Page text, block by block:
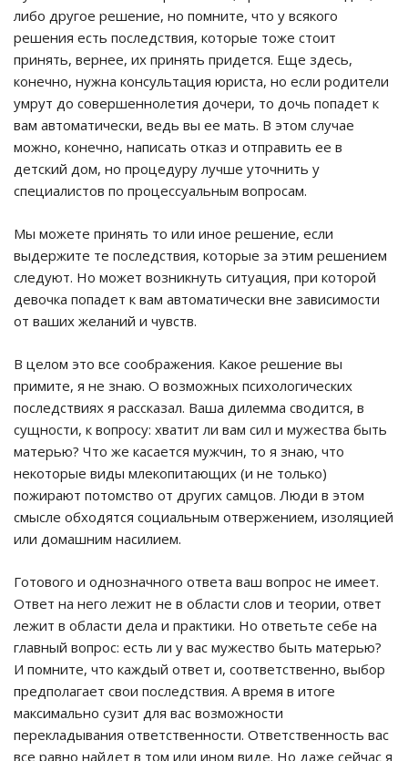
либо другое решение, но помните, что у всякого
решения есть последствия, которые тоже стоит
принять, вернее, их принять придется. Еще здесь,
конечно, нужна консультация юриста, но если родители
умрут до совершеннолетия дочери, то дочь попадет к
вам автоматически, ведь вы ее мать. В этом случае
можно, конечно, написать отказ и отправить ее в
детский дом, но процедуру лучше уточнить у
специалистов по процессуальным вопросам.
Мы можете принять то или иное решение, если
выдержите те последствия, которые за этим решением
следуют. Но может возникнуть ситуация, при которой
девочка попадет к вам автоматически вне зависимости
от ваших желаний и чувств.
В целом это все соображения. Какое решение вы
примите, я не знаю. О возможных психологических
последствиях я рассказал. Ваша дилемма сводится, в
сущности, к вопросу: хватит ли вам сил и мужества быть
матерью? Что же касается мужчин, то я знаю, что
некоторые виды млекопитающих (и не только)
пожирают потомство от других самцов. Люди в этом
смысле обходятся социальным отвержением, изоляцией
или домашним насилием.
Готового и однозначного ответа ваш вопрос не имеет.
Ответ на него лежит не в области слов и теории, ответ
лежит в области дела и практики. Но ответьте себе на
главный вопрос: есть ли у вас мужество быть матерью?
И помните, что каждый ответ и, соответственно, выбор
предполагает свои последствия. А время в итоге
максимально сузит для вас возможности
перекладывания ответственности. Ответственность вас
все равно найдет в том или ином виде. Но даже сейчас я